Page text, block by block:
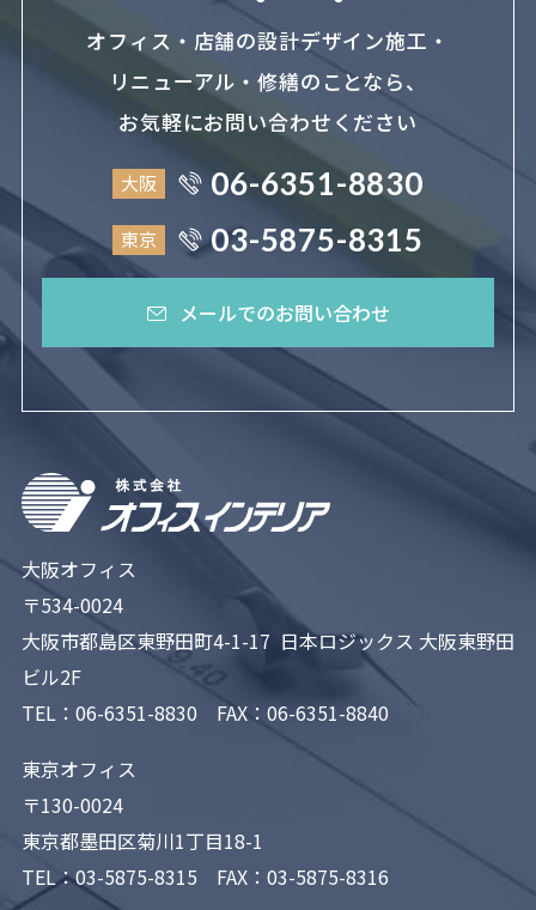
オフィス・店舗の設計デザイン施工・
リニューアル・修繕のことなら、
お気軽にお問い合わせください
大阪 06-6351-8830
東京 03-5875-8315
メールでのお問い合わせ
大阪オフィス
〒534-0024
大阪市都島区東野田町4-1-17 日本ロジックス 大阪東野田
ビル2F
TEL： 06-6351-8830 FAX：06-6351-8840
東京オフィス
〒130-0024
東京都墨田区菊川1丁目18-1
TEL：03-5875-8315 FAX：03-5875-8316